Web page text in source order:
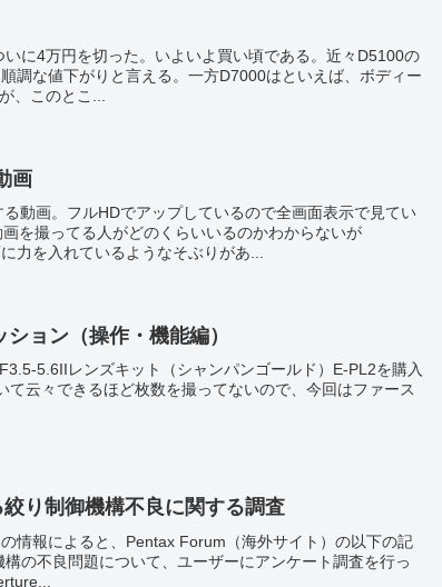
に4万円を切った。いよいよ買い頃である。近々D5100の
調な値下がりと言える。一方D7000はといえば、ボディー
、このとこ...
画
動画。フルHDでアップしているので全画面表示で見てい
を撮ってる人がどのくらいいるのかわからないが
力を入れているようなそぶりがあ...
ョン（操作・機能編）
5.6IIレンズキット（シャンパンゴールド）E-PL2を購入
て云々できるほど枚数を撮ってないので、今回はファース
り制御機構不良に関する調査
情報によると、Pentax Forum（海外サイト）の以下の記
の不良問題について、ユーザーにアンケート調査を行っ